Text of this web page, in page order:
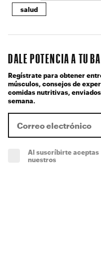
salud
DALE POTENCIA A TU
Regístrate para obtener
músculos, consejos de
comidas nutritivas,
semana.
Al suscríbirte aceptas
nuestros